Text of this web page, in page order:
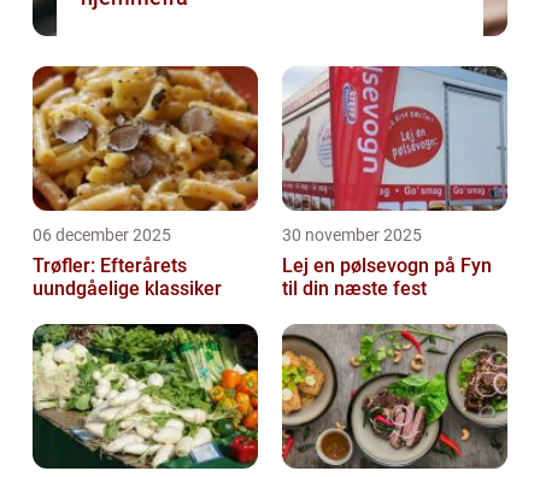
06 december 2025
Trøfler: Efterårets
uundgåelige klassiker
30 november 2025
Lej en pølsevogn på Fyn
til din næste fest